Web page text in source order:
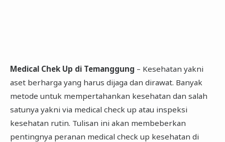
Medical Chek Up di Temanggung – Kesehatan yakni
aset berharga yang harus dijaga dan dirawat. Banyak
metode untuk mempertahankan kesehatan dan salah
satunya yakni via medical check up atau inspeksi
kesehatan rutin. Tulisan ini akan membeberkan
pentingnya peranan medical check up kesehatan di